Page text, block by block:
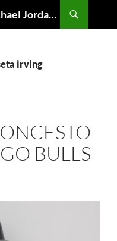
【Envío Gratis】Camiseta Michael Jordan NBA Barata
irving
BULLS